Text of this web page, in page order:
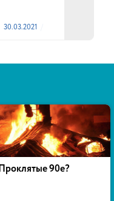
30.03.2021
90е?